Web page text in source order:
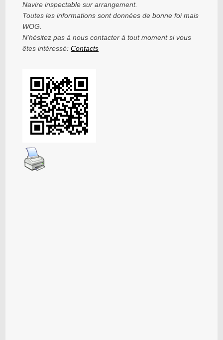
Navire inspectable sur arrangement.
Toutes les informations sont données de bonne foi mais
WOG.
N'hésitez pas à nous contacter à tout moment si vous
êtes intéressé:Contacts